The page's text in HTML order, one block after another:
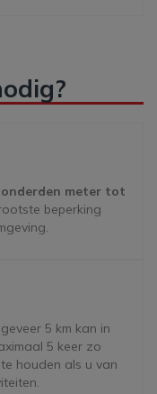
meter tot
beperking
5 km kan in
5 keer zo
houden als u van